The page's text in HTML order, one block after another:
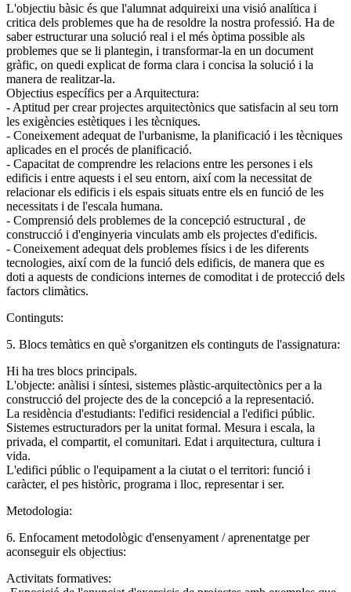
L'objectiu bàsic és que l'alumnat adquireixi una visió analítica i
critica dels problemes que ha de resoldre la nostra professió. Ha de
saber estructurar una solució real i el més òptima possible als
problemes que se li plantegin, i transformar-la en un document
gràfic, on quedi explicat de forma clara i concisa la solució i la
manera de realitzar-la.
Objectius específics per a Arquitectura:
- Aptitud per crear projectes arquitectònics que satisfacin al seu torn
les exigències estètiques i les tècniques.
- Coneixement adequat de l'urbanisme, la planificació i les tècniques
aplicades en el procés de planificació.
- Capacitat de comprendre les relacions entre les persones i els
edificis i entre aquests i el seu entorn, així com la necessitat de
relacionar els edificis i els espais situats entre els en funció de les
necessitats i de l'escala humana.
- Comprensió dels problemes de la concepció estructural , de
construcció i d'enginyeria vinculats amb els projectes d'edificis.
- Coneixement adequat dels problemes físics i de les diferents
tecnologies, així com de la funció dels edificis, de manera que es
doti a aquests de condicions internes de comoditat i de protecció dels
factors climàtics.
Continguts:
5. Blocs temàtics en què s'organitzen els continguts de l'assignatura:
Hi ha tres blocs principals.
L'objecte: anàlisi i síntesi, sistemes plàstic-arquitectònics per a la
construcció del projecte des de la concepció a la representació.
La residència d'estudiants: l'edifici residencial a l'edifici públic.
Sistemes estructuradors per la unitat formal. Mesura i escala, la
privada, el compartit, el comunitari. Edat i arquitectura, cultura i
vida.
L'edifici públic o l'equipament a la ciutat o el territori: funció i
caràcter, el pes històric, programa i lloc, representar i ser.
Metodologia:
6. Enfocament metodològic d'ensenyament / aprenentatge per
aconseguir els objectius:
Activitats formatives: